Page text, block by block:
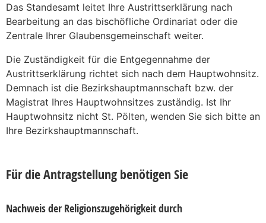
Das Standesamt leitet Ihre Austrittserklärung nach
Bearbeitung an das bischöfliche Ordinariat oder die
Zentrale Ihrer Glaubensgemeinschaft weiter.
Die Zuständigkeit für die Entgegennahme der
Austrittserklärung richtet sich nach dem Hauptwohnsitz.
Demnach ist die Bezirkshauptmannschaft bzw. der
Magistrat Ihres Hauptwohnsitzes zuständig. Ist Ihr
Hauptwohnsitz nicht St. Pölten, wenden Sie sich bitte an
Ihre Bezirkshauptmannschaft.
Für die Antragstellung benötigen Sie
Nachweis der Religionszugehörigkeit durch